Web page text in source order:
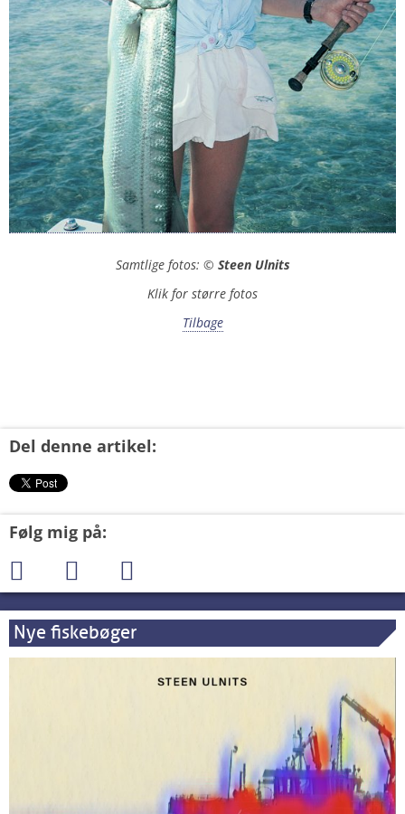
Samtlige fotos: © Steen Ulnits
Klik for større fotos
Tilbage
Del denne artikel:
Følg mig på:
Nye fiskebøger